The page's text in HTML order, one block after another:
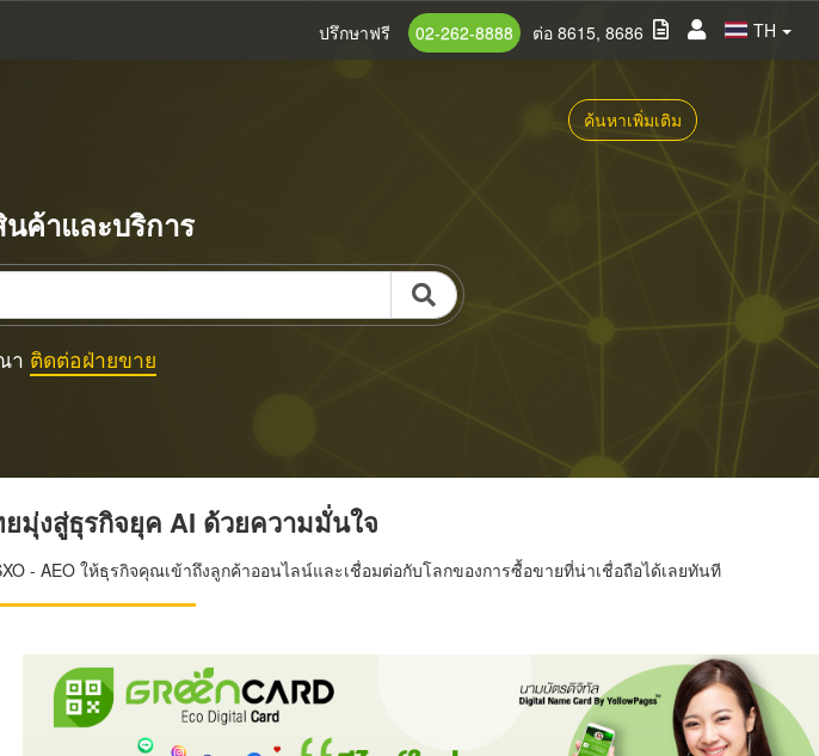
TH
ปรึกษาฟรี 02-262-8888 ต่อ 8615, 8686
ค้นหาเพิ่มเติม
ค้าและบริการ
า ติดต่อฝ่ายขาย
มุ่งสู่ธุรกิจยุค AI ด้วยความมั่นใจ
- AEO ให้ธุรกิจคุณเข้าถึงลูกค้าออนไลน์และเชื่อมต่อกับโลกของการซื้อขายที่น่าเชื่อถือได้เลยทันที